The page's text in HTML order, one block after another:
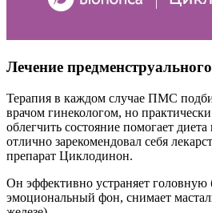
Лечение
Терапия в каждом случае ПМС
врачом гинекологом, но
облегчить состояние помогает
отлично зарекомендовал себя
препарат Циклодинон.
Он эффективно устраняет головную
эмоциональный фон, снимает